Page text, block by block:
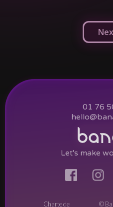
01 76
Let's make
Charte de ©